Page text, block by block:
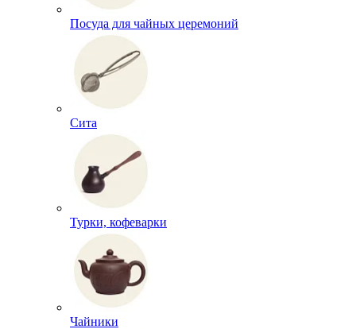
Посуда для чайных церемоний
Сита
Турки, кофеварки
Чайники